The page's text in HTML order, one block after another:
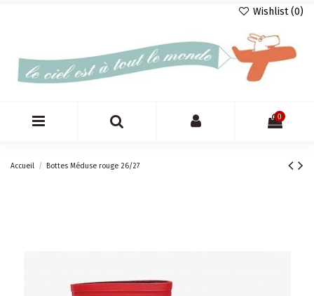
Wishlist (0)
0
Accueil Bottes Méduse rouge 26/27